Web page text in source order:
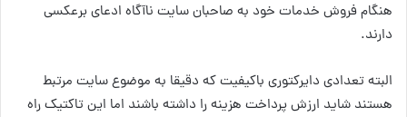
هنگام فروش خدمات خود به صاحبان سایت ناآگاه ادعای برعکسی
دارند.
البته تعدادی دایرکتوری باکیفیت که دقیقا به موضوع سایت مرتبط
هستند شاید ارزش پرداخت هزینه را داشته باشند اما این تاکتیک راه